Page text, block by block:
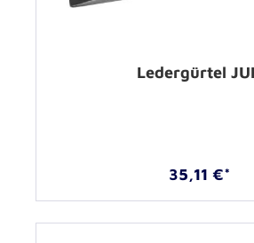
Ledergürtel
35,11 €*